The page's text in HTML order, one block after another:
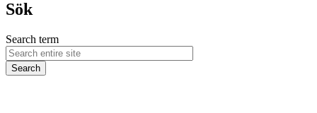
Sök
Search term